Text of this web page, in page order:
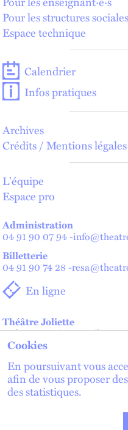
Pour les structures
Espace technique
Calendrier
Infos pratiques
Archives
Crédits / Mentions légales
L'équipe
Espace pro
Administration
04 91 90 07 94-
Billetterie
04 91 90 74 28 -
En ligne
Théâtre Joliette
2 place Henri Verneuil -
Théâtre de Lenche —
2 place de Lenche - 13002
lien externe
lien externe
Cookies
En poursuivant vous
afin de vous proposer
des statistiques.